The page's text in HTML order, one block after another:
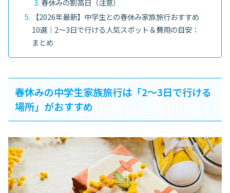
春休みの割高日（注意）
【2026年最新】中学生との春休み家族旅行おすすめ
10選｜2〜3日で行ける人気スポット＆費用の目安：
まとめ
春休みの中学生家族旅行は「2〜3日で行ける
場所」がおすすめ